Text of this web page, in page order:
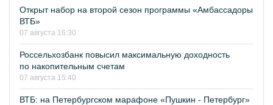
Открыт набор на второй сезон программы «Амбассадоры
ВТБ»
07 августа 16:30
Россельхозбанк повысил максимальную доходность
по накопительным счетам
07 августа 15:40
ВТБ: на Петербургском марафоне «Пушкин - Петербург»